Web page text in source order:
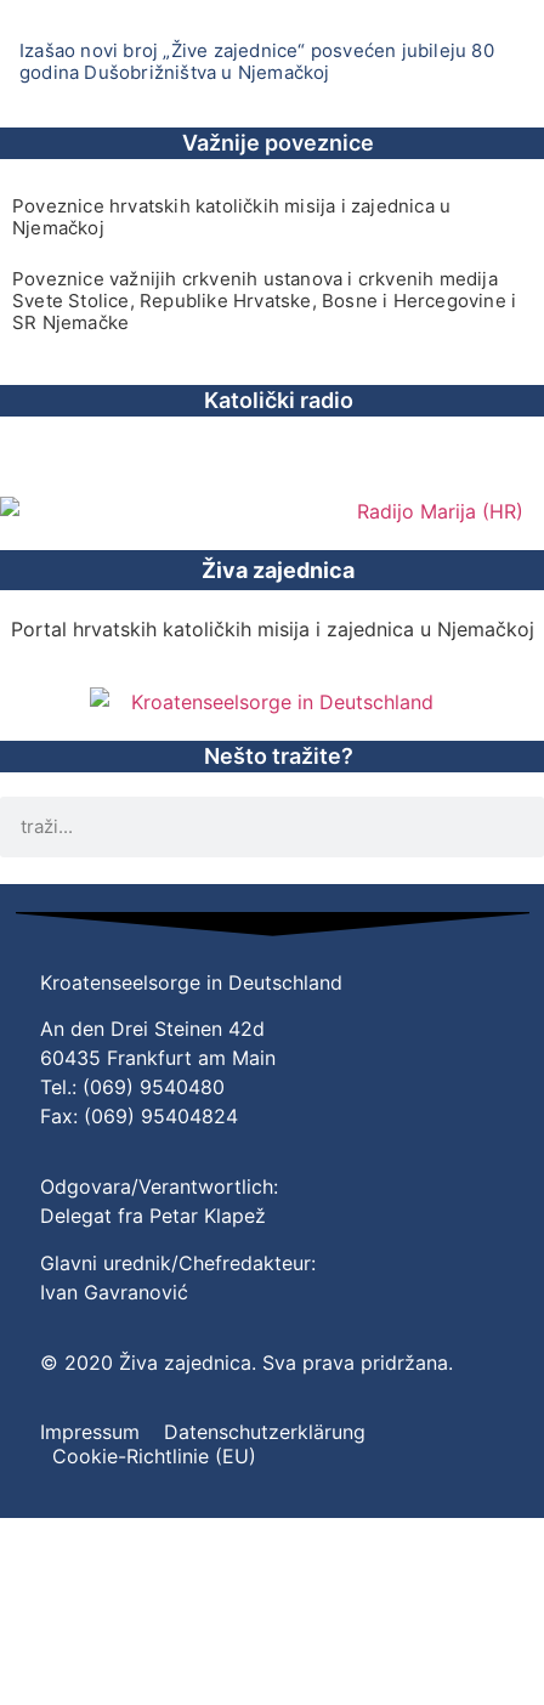
Izašao novi broj „Žive zajednice“ posvećen jubileju 80
godina Dušobrižništva u Njemačkoj
Važnije poveznice
Poveznice hrvatskih katoličkih misija i zajednica u
Njemačkoj
Poveznice važnijih crkvenih ustanova i crkvenih medija
Svete Stolice, Republike Hrvatske, Bosne i Hercegovine i
SR Njemačke
Katolički radio
Živa zajednica
Portal hrvatskih katoličkih misija i zajednica u Njemačkoj
Nešto tražite?
Kroatenseelsorge in Deutschland
An den Drei Steinen 42d
60435 Frankfurt am Main
Tel.: (069) 9540480
Fax: (069) 95404824
Odgovara/Verantwortlich:
Delegat fra Petar Klapež
Glavni urednik/Chefredakteur:
Ivan Gavranović
© 2020 Živa zajednica. Sva prava pridržana.
Impressum
Datenschutzerklärung
Cookie-Richtlinie (EU)